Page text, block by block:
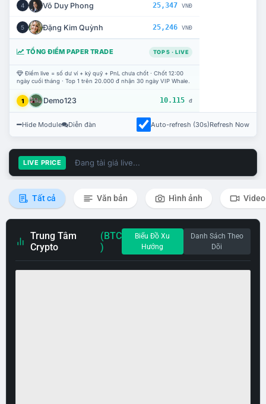
4 Võ Duy Phong 25,347 VNĐ
5 Đặng Kim Quỳnh 25,246 VNĐ
TỔNG ĐIỂM PAPER TRADE TOP 5 · LIVE
Điểm live = số dư ví + ký quỹ + PnL chưa chốt · Chốt 12:00
ngày cuối tháng · Top 1 trên 20.000 đ nhận 30 ngày VIP Whale.
1 Demo123 10.115 đ
Hide Module Diễn đàn Auto-refresh (30s)Refresh Now
LIVE PRICE Đang tải giá live...
Tất cả Văn bản Hình ảnh Video
Trung Tâm
Crypto
(BTC
)
Biểu Đồ Xu
Hướng
Danh Sách Theo
Dõi